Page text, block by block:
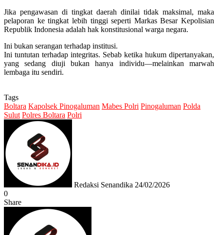
Jika pengawasan di tingkat daerah dinilai tidak maksimal, maka
pelaporan ke tingkat lebih tinggi seperti Markas Besar Kepolisian
Republik Indonesia adalah hak konstitusional warga negara.
Ini bukan serangan terhadap institusi.
Ini tuntutan terhadap integritas. Sebab ketika hukum dipertanyakan,
yang sedang diuji bukan hanya individu—melainkan marwah
lembaga itu sendiri.
Tags
Boltara Kapolsek Pinogaluman Mabes Polri Pinogaluman Polda
Sulut Polres Boltara Polri
Redaksi Senandika 24/02/2026
0
Share
Facebook
Messenger
Messenger
WhatsApp
Telegram